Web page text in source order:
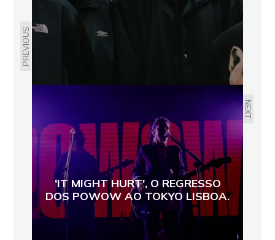
PREVIOUS
NEXT
'IT MIGHT HURT', O REGRESSO
DOS POWOW AO TOKYO LISBOA.